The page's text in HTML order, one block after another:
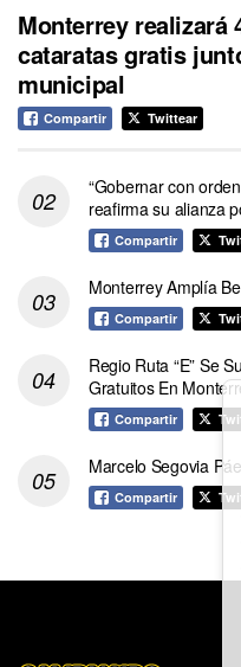
Monterrey realizará
cataratas gratis
municipal
Compartir Twittear
“Gobernar con
reafirma su alianza
Compartir
Monterrey Amplía
Compartir
Regio Ruta “E” Se
Gratuitos En
Compartir
Marcelo Segovia
Compartir